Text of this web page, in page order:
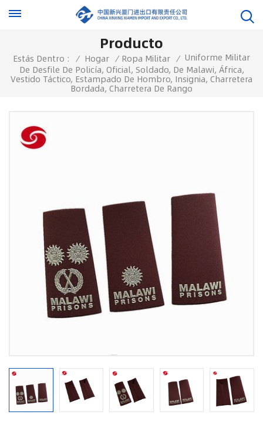
Producto
Estás Dentro : / Hogar / Ropa Militar / Uniforme Militar
De Desfile De Policía, Oficial, Soldado, De Malawi, África,
Vestido Táctico, Estampado De Hombro, Insignia, Charretera
Bordada, Charretera De Rango